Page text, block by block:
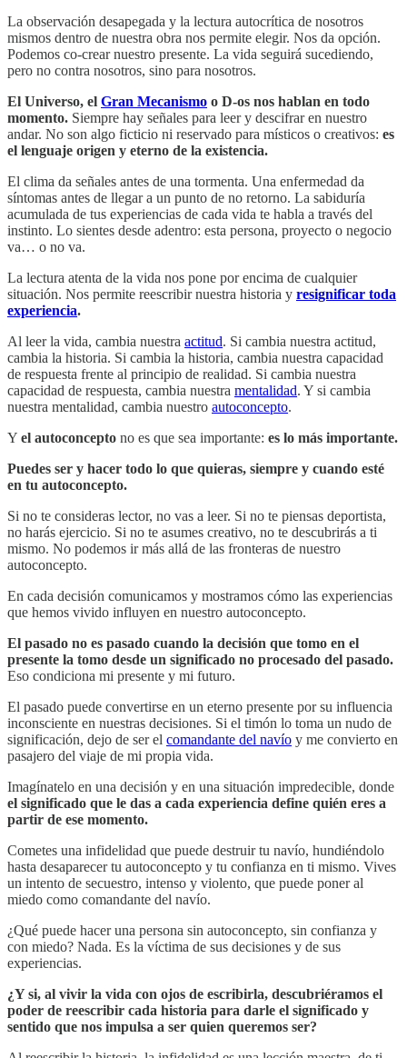
La observación desapegada y la lectura autocrítica de nosotros
mismos dentro de nuestra obra nos permite elegir. Nos da opción.
Podemos co-crear nuestro presente. La vida seguirá sucediendo,
pero no contra nosotros, sino para nosotros.
El Universo, el Gran Mecanismo o D-os nos hablan en todo
momento. Siempre hay señales para leer y descifrar en nuestro
andar. No son algo ficticio ni reservado para místicos o creativos: es
el lenguaje origen y eterno de la existencia.
El clima da señales antes de una tormenta. Una enfermedad da
síntomas antes de llegar a un punto de no retorno. La sabiduría
acumulada de tus experiencias de cada vida te habla a través del
instinto. Lo sientes desde adentro: esta persona, proyecto o negocio
va… o no va.
La lectura atenta de la vida nos pone por encima de cualquier
situación. Nos permite reescribir nuestra historia y resignificar toda
experiencia.
Al leer la vida, cambia nuestra actitud. Si cambia nuestra actitud,
cambia la historia. Si cambia la historia, cambia nuestra capacidad
de respuesta frente al principio de realidad. Si cambia nuestra
capacidad de respuesta, cambia nuestra mentalidad. Y si cambia
nuestra mentalidad, cambia nuestro autoconcepto.
Y el autoconcepto no es que sea importante: es lo más importante.
Puedes ser y hacer todo lo que quieras, siempre y cuando esté
en tu autoconcepto.
Si no te consideras lector, no vas a leer. Si no te piensas deportista,
no harás ejercicio. Si no te asumes creativo, no te descubrirás a ti
mismo. No podemos ir más allá de las fronteras de nuestro
autoconcepto.
En cada decisión comunicamos y mostramos cómo las experiencias
que hemos vivido influyen en nuestro autoconcepto.
El pasado no es pasado cuando la decisión que tomo en el
presente la tomo desde un significado no procesado del pasado.
Eso condiciona mi presente y mi futuro.
El pasado puede convertirse en un eterno presente por su influencia
inconsciente en nuestras decisiones. Si el timón lo toma un nudo de
significación, dejo de ser el comandante del navío y me convierto en
pasajero del viaje de mi propia vida.
Imagínatelo en una decisión y en una situación impredecible, donde
el significado que le das a cada experiencia define quién eres a
partir de ese momento.
Cometes una infidelidad que puede destruir tu navío, hundiéndolo
hasta desaparecer tu autoconcepto y tu confianza en ti mismo. Vives
un intento de secuestro, intenso y violento, que puede poner al
miedo como comandante del navío.
¿Qué puede hacer una persona sin autoconcepto, sin confianza y
con miedo? Nada. Es la víctima de sus decisiones y de sus
experiencias.
¿Y si, al vivir la vida con ojos de escribirla, descubriéramos el
poder de reescribir cada historia para darle el significado y
sentido que nos impulsa a ser quien queremos ser?